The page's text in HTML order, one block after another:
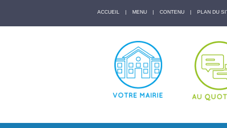
ACCUEIL | MENU | CONTENU | PLAN DU